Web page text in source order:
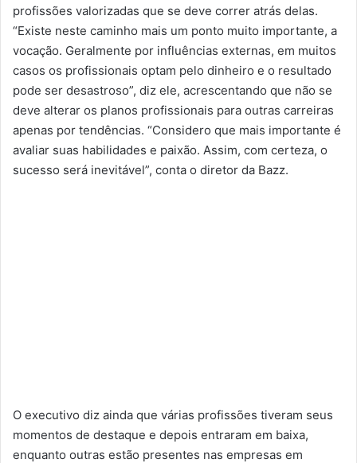
profissões valorizadas que se deve correr atrás delas.
“Existe neste caminho mais um ponto muito importante, a
vocação. Geralmente por influências externas, em muitos
casos os profissionais optam pelo dinheiro e o resultado
pode ser desastroso”, diz ele, acrescentando que não se
deve alterar os planos profissionais para outras carreiras
apenas por tendências. “Considero que mais importante é
avaliar suas habilidades e paixão. Assim, com certeza, o
sucesso será inevitável”, conta o diretor da Bazz.
O executivo diz ainda que várias profissões tiveram seus
momentos de destaque e depois entraram em baixa,
enquanto outras estão presentes nas empresas em